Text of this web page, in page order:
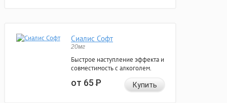
Сиалис Софт
20мг
Быстрое наступление эффекта и
совместимость с алкоголем.
от 65Р Купить